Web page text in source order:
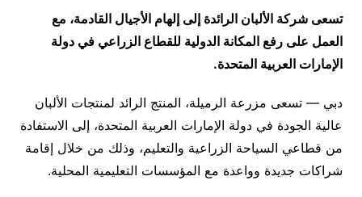
تسعى شركة الألبان الرائدة إلى إلهام الأجيال القادمة، مع
العمل على رفع المكانة الدولية للقطاع الزراعي في دولة
الإمارات العربية المتحدة.
دبي — تسعى مزرعة الرميلة، المنتج الرائد لمنتجات الألبان
عالية الجودة في دولة الإمارات العربية المتحدة، إلى الاستفادة
من قطاعي السياحة الزراعية والتعليم، وذلك من خلال إقامة
شراكات جديدة وواعدة مع المؤسسات التعليمية المحلية.